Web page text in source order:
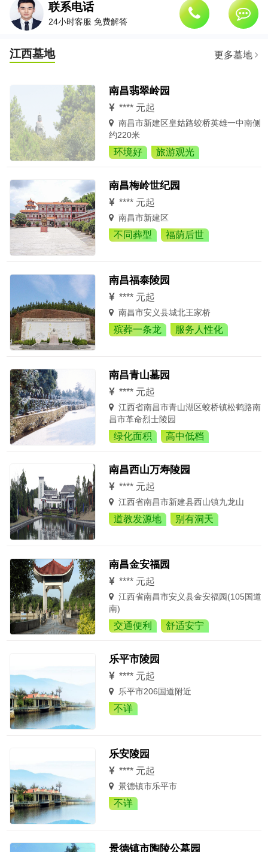
联系电话
24小时客服 免费解答
江西墓地 更多墓地
南昌翡翠岭园
**** 元起
南昌市新建区皇姑路蛟桥英雄一中南侧
约220米
环境好 旅游观光
南昌梅岭世纪园
**** 元起
南昌市新建区
不同葬型 福荫后世
南昌福泰陵园
**** 元起
南昌市安义县城北王家桥
殡葬一条龙 服务人性化
南昌青山墓园
**** 元起
江西省南昌市青山湖区蛟桥镇松鹤路南
昌市革命烈士陵园
绿化面积 高中低档
南昌西山万寿陵园
**** 元起
江西省南昌市新建县西山镇九龙山
道教发源地 别有洞天
南昌金安福园
**** 元起
江西省南昌市安义县金安福园(105国道
南)
交通便利 舒适安宁
乐平市陵园
**** 元起
乐平市206国道附近
不详
乐安陵园
**** 元起
景德镇市乐平市
不详
景德镇市陶陵公墓园